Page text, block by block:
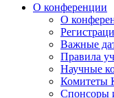
О конференции
О
Важные
Правила
Научные
Спонсоры